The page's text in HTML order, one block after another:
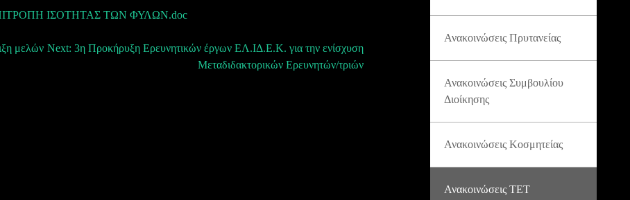
ΙΣΟΤΗΤΑΣ ΤΩΝ ΦΥΛΩΝ.doc
μελών Next: 3η Προκήρυξη Ερευνητικών έργων ΕΛ.ΙΔ.Ε.Κ. για την ενίσχυση
Μεταδιδακτορικών Ερευνητών/τριών
Ανακοινώσεις Πρυτανείας
Ανακοινώσεις Συμβουλίου
Διοίκησης
Ανακοινώσεις Κοσμητείας
Ανακοινώσεις ΤΕΤ